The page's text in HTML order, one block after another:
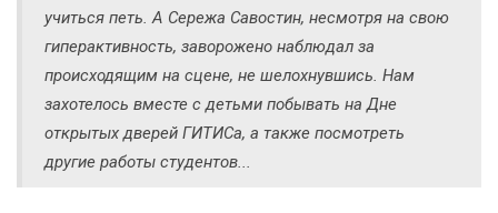
учиться петь. А Сережа Савостин, несмотря на свою
гиперактивность, заворожено наблюдал за
происходящим на сцене, не шелохнувшись. Нам
захотелось вместе с детьми побывать на Дне
открытых дверей ГИТИСа, а также посмотреть
другие работы студентов...